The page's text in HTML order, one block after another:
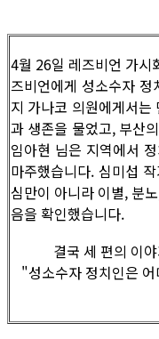
4월 26일 레즈비언 가
즈비언에게 성소수자
지 가나코 의원에게서는
과 생존을 물었고, 부산
임아현 님은 지역에서
마주했습니다. 심미섭
심만이 아니라 이별, 분
음을 확인했습니다.
결국 세 편의 이
"성소수자 정치인은